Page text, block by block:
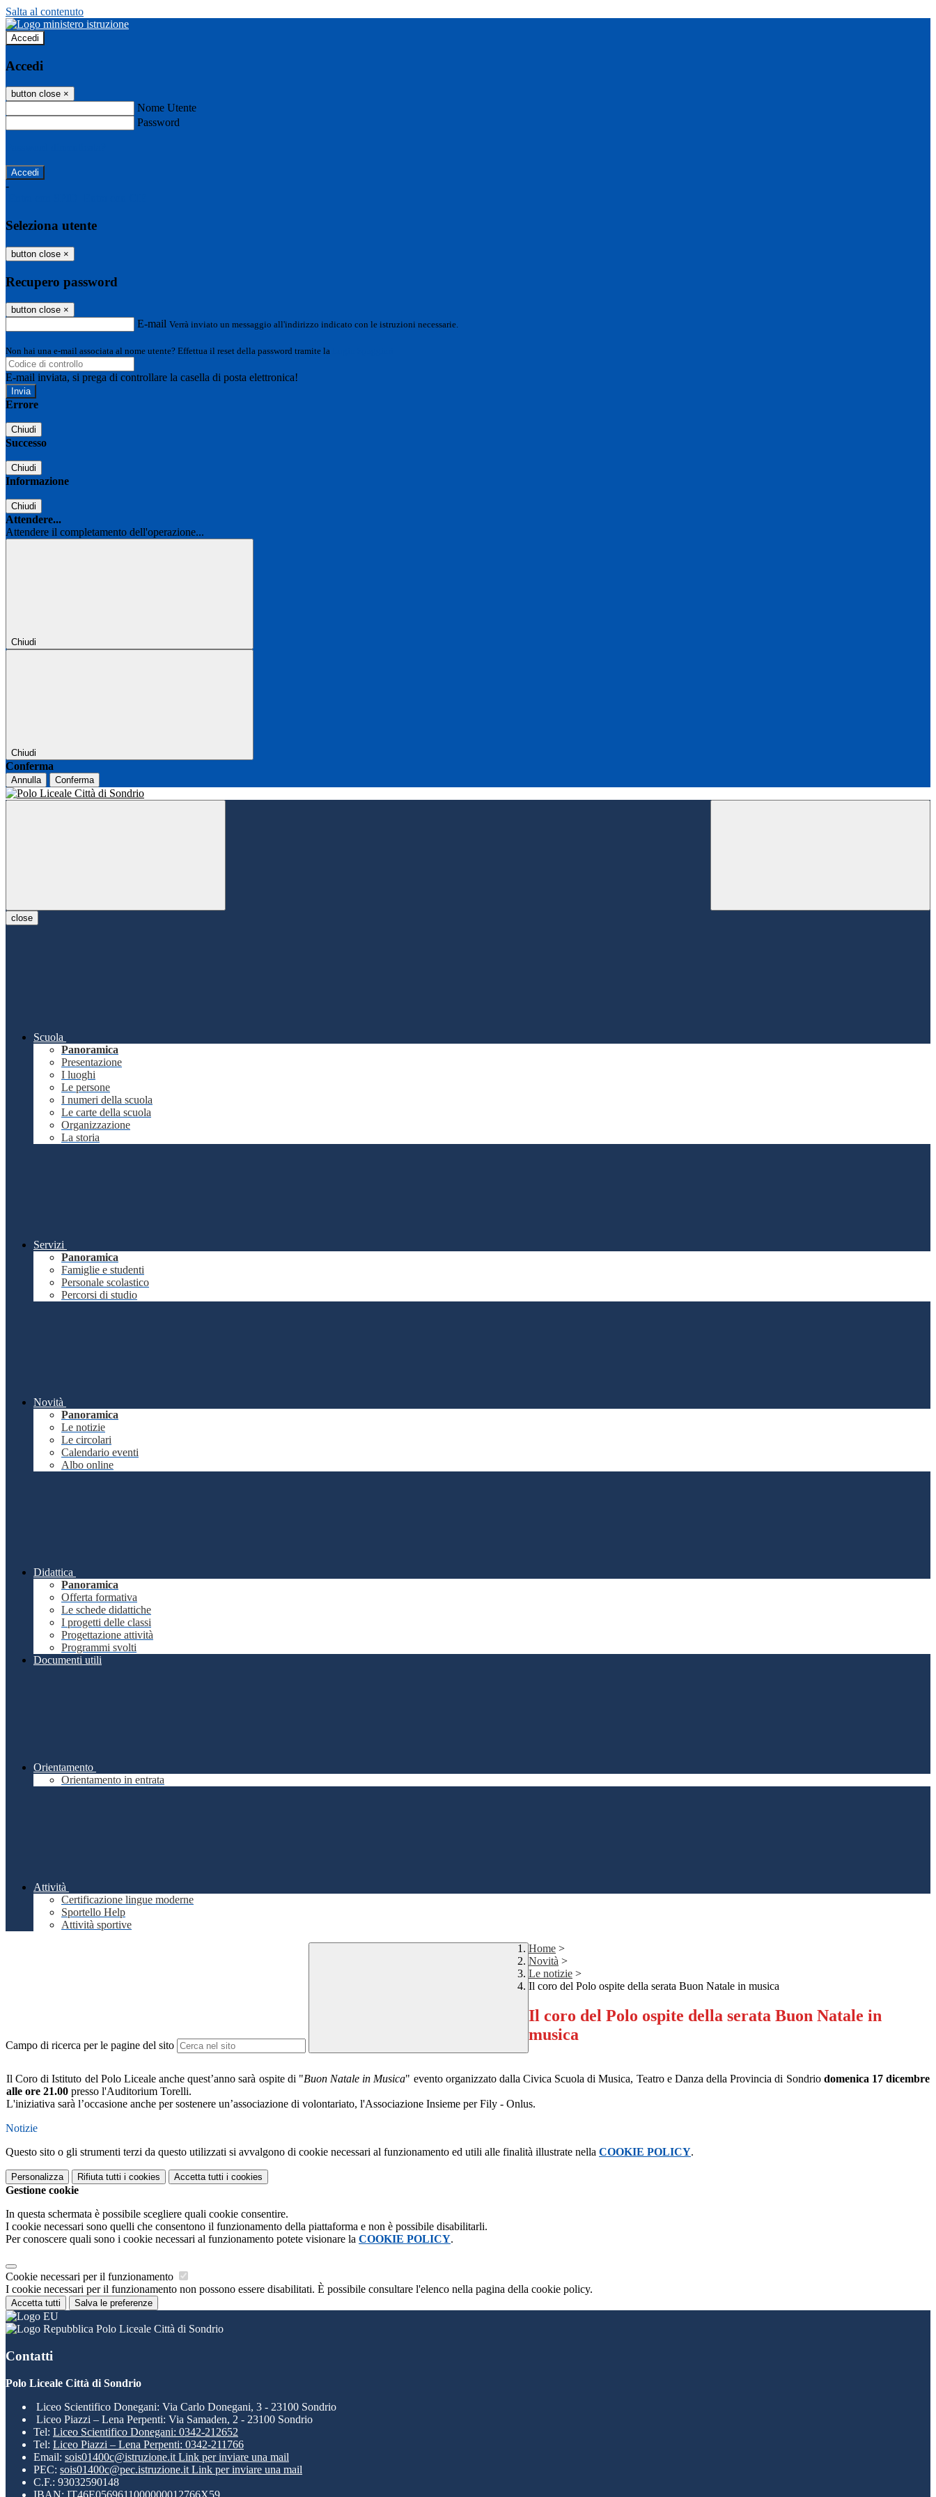
Salta al contenuto
Accedi
Accedi
button close ×
Nome Utente
Password
-
Seleziona utente
button close ×
Recupero password
button close ×
E-mail Verrà inviato un messaggio all'indirizzo indicato con le istruzioni necessarie.
Non hai una e-mail associata al nome utente? Effettua il reset della password tramite la
E-mail inviata, si prega di controllare la casella di posta elettronica!
Errore
Chiudi
Successo
Chiudi
Informazione
Chiudi
Attendere...
Attendere il completamento dell'operazione...
Chiudi
Chiudi
Conferma
Annulla Conferma
close
Scuola
Panoramica
Presentazione
I luoghi
Le persone
I numeri della scuola
Le carte della scuola
Organizzazione
La storia
Servizi
Panoramica
Famiglie e studenti
Personale scolastico
Percorsi di studio
Novità
Panoramica
Le notizie
Le circolari
Calendario eventi
Albo online
Didattica
Panoramica
Offerta formativa
Le schede didattiche
I progetti delle classi
Progettazione attività
Programmi svolti
Documenti utili
Orientamento
Orientamento in entrata
Attività
Certificazione lingue moderne
Sportello Help
Attività sportive
Campo di ricerca per le pagine del sito
Home >
Novità >
Le notizie >
Il coro del Polo ospite della serata Buon Natale in musica
Il coro del Polo ospite della serata Buon Natale in
musica
Il Coro di Istituto del Polo Liceale anche quest’anno sarà ospite di "Buon Natale in Musica" evento organizzato dalla Civica Scuola di Musica, Teatro e Danza della Provincia di Sondrio domenica 17 dicembre
alle ore 21.00 presso l'Auditorium Torelli.
L'iniziativa sarà l’occasione anche per sostenere un’associazione di volontariato, l'Associazione Insieme per Fily - Onlus.
Notizie
Questo sito o gli strumenti terzi da questo utilizzati si avvalgono di cookie necessari al funzionamento ed utili alle finalità illustrate nella COOKIE POLICY.
Personalizza Rifiuta tutti i cookies Accetta tutti i cookies
Gestione cookie
In questa schermata è possibile scegliere quali cookie consentire.
I cookie necessari sono quelli che consentono il funzionamento della piattaforma e non è possibile disabilitarli.
Per conoscere quali sono i cookie necessari al funzionamento potete visionare la COOKIE POLICY.
Cookie necessari per il funzionamento
I cookie necessari per il funzionamento non possono essere disabilitati. È possibile consultare l'elenco nella pagina della cookie policy.
Accetta tutti Salva le preferenze
Polo Liceale Città di Sondrio
Contatti
Polo Liceale Città di Sondrio
Liceo Scientifico Donegani: Via Carlo Donegani, 3 - 23100 Sondrio
Liceo Piazzi – Lena Perpenti: Via Samaden, 2 - 23100 Sondrio
Tel: Liceo Scientifico Donegani: 0342-212652
Tel: Liceo Piazzi – Lena Perpenti: 0342-211766
Email: sois01400c@istruzione.it Link per inviare una mail
PEC: sois01400c@pec.istruzione.it Link per inviare una mail
C.F.: 93032590148
IBAN: IT46E0569611000000012766X59